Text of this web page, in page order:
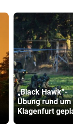
„Black Hawk“-
Übung rund um
Klagenfurt